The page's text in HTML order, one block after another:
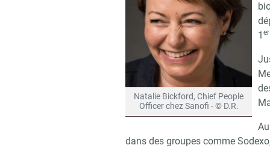
Natalie Bickford, Chief People
Officer chez Sanofi - © D.R.
1 er
dans des groupes comme